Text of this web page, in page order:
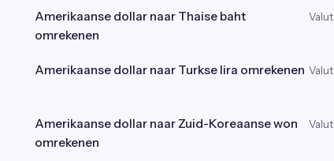
Amerikaanse dollar naar Thaise baht
omrekenen
Amerikaanse dollar naar Turkse lira omrekenen
Amerikaanse dollar naar Zuid-Koreaanse won
omrekenen